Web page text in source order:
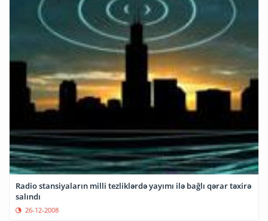
Radio stansiyaların milli tezliklərdə yayımı ilə bağlı qərar təxirə
salındı
26-12-2008